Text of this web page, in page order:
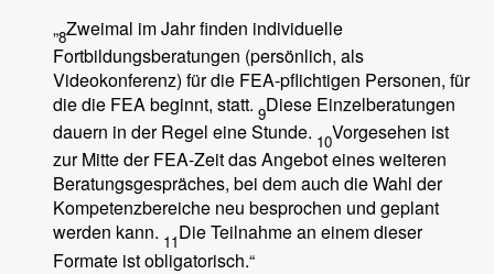
„8Zweimal im Jahr ﬁnden individuelle
Fortbildungsberatungen (persönlich, als
Videokonferenz) für die FEA-pﬂichtigen Personen, für
die die FEA beginnt, statt. 9Diese Einzelberatungen
dauern in der Regel eine Stunde. 10Vorgesehen ist
zur Mitte der FEA-Zeit das Angebot eines weiteren
Beratungsgespräches, bei dem auch die Wahl der
Kompetenzbereiche neu besprochen und geplant
werden kann. 11Die Teilnahme an einem dieser
Formate ist obligatorisch.“